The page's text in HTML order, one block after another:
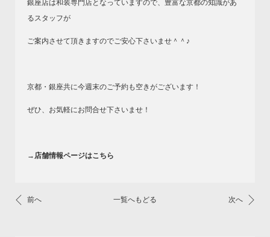
銀座店は和装専門店となっていますので、豊富な京都の知識があ
るスタッフが
ご案内させて頂きますのでご安心下さいませ＾＾♪
京都・銀座共に今週末のご予約も空きがございます！
ぜひ、お気軽にお問合せ下さいませ！
→店舗情報ページはこちら
前へ 一覧へもどる 次へ